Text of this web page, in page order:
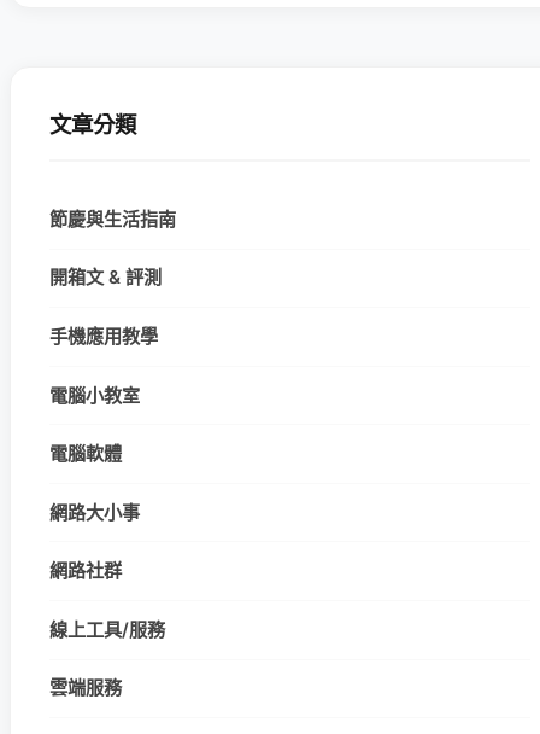
文章分類
節慶與生活指南
開箱文 & 評測
手機應用教學
電腦小教室
電腦軟體
網路大小事
網路社群
線上工具/服務
雲端服務